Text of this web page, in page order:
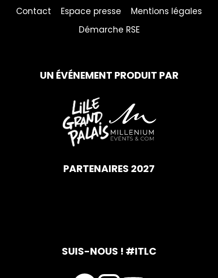
Contact
Espace presse
Mentions légales
Démarche RSE
UN ÉVÉNEMENT PRODUIT PAR
PARTENAIRES 2027
SUIS-NOUS ! #ITLC